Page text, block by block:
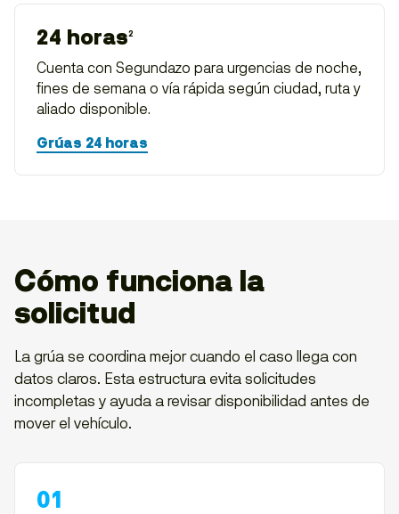
24 horas2
Cuenta con Segundazo para urgencias de noche,
fines de semana o vía rápida según ciudad, ruta y
aliado disponible.
Grúas 24 horas
Cómo funciona la
solicitud
La grúa se coordina mejor cuando el caso llega con
datos claros. Esta estructura evita solicitudes
incompletas y ayuda a revisar disponibilidad antes de
mover el vehículo.